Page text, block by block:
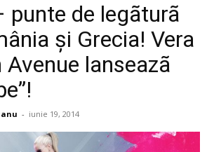
punte de legãturã
şi Grecia! Vera
lanseazã
- iunie 19, 2014